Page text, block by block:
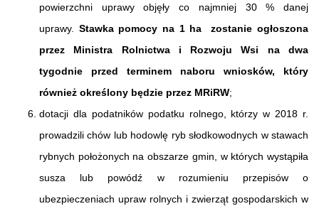
powierzchni uprawy objęły co najmniej 30 % danej
uprawy. Stawka pomocy na 1 ha zostanie ogłoszona
przez Ministra Rolnictwa i Rozwoju Wsi na dwa
tygodnie przed terminem naboru wniosków, który
również określony będzie przez MRiRW;
dotacji dla podatników podatku rolnego, którzy w 2018 r.
prowadzili chów lub hodowlę ryb słodkowodnych w stawach
rybnych położonych na obszarze gmin, w których wystąpiła
susza lub powódź w rozumieniu przepisów o
ubezpieczeniach upraw rolnych i zwierząt gospodarskich w